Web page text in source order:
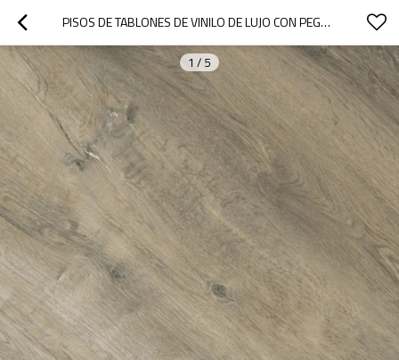
PISOS DE TABLONES DE VINILO DE LUJO CON PEGAMENTO FABRICANTE DE PISOS DE PVC| RESISTENTE AL DESGASTE BAJO MANTENIMIENTO UCL 8076
1 / 5